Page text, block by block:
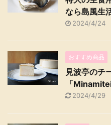
なら島風生
2024/4/24
おすすめ商品
見波亭のチ
「
2024/4/29